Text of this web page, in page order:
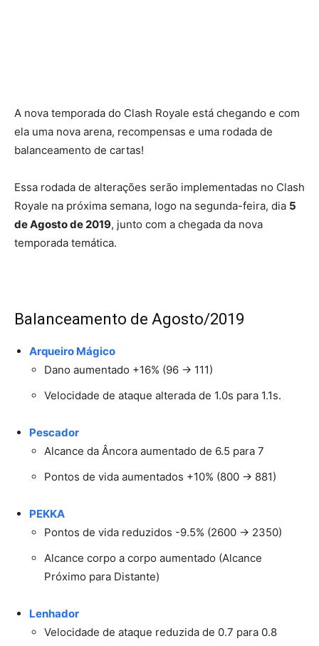
A nova temporada do Clash Royale está chegando e com
ela uma nova arena, recompensas e uma rodada de
balanceamento de cartas!
Essa rodada de alterações serão implementadas no Clash
Royale na próxima semana, logo na segunda-feira, dia 5
de Agosto de 2019, junto com a chegada da nova
temporada temática.
Balanceamento de Agosto/2019
Arqueiro Mágico
Dano aumentado +16% (96 → 111)
Velocidade de ataque alterada de 1.0s para 1.1s.
Pescador
Alcance da Âncora aumentado de 6.5 para 7
Pontos de vida aumentados +10% (800 → 881)
PEKKA
Pontos de vida reduzidos -9.5% (2600 → 2350)
Alcance corpo a corpo aumentado (Alcance
Próximo para Distante)
Lenhador
Velocidade de ataque reduzida de 0.7 para 0.8